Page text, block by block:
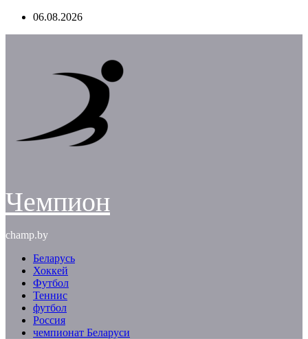
Перейти06.08.2026
Чемпион
champ.by
Беларусь
Хоккей
Футбол
Теннис
футбол
Россия
чемпионат Беларуси